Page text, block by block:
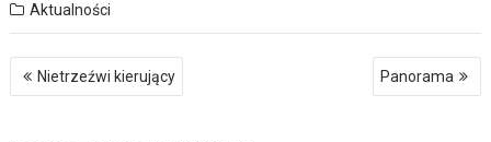
Aktualności
Nawigacja
wpisuNietrzeźwi kierujący Panorama